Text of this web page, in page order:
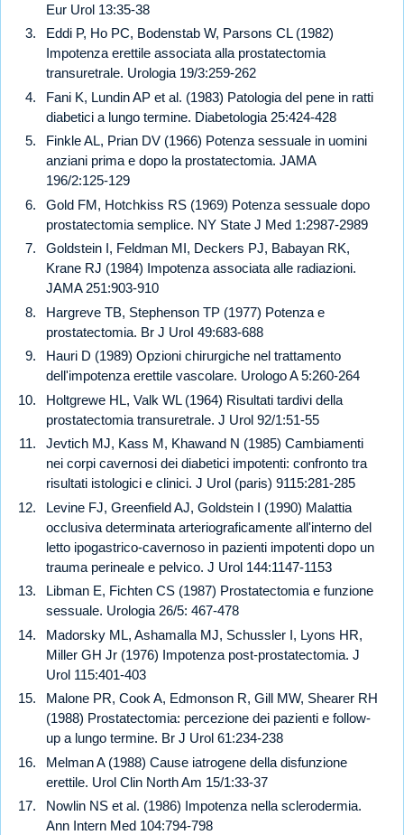
Eur Urol 13:35-38
Eddi P, Ho PC, Bodenstab W, Parsons CL (1982)
Impotenza erettile associata alla prostatectomia
transuretrale. Urologia 19/3:259-262
Fani K, Lundin AP et al. (1983) Patologia del pene in ratti
diabetici a lungo termine. Diabetologia 25:424-428
Finkle AL, Prian DV (1966) Potenza sessuale in uomini
anziani prima e dopo la prostatectomia. JAMA
196/2:125-129
Gold FM, Hotchkiss RS (1969) Potenza sessuale dopo
prostatectomia semplice. NY State J Med 1:2987-2989
Goldstein I, Feldman MI, Deckers PJ, Babayan RK,
Krane RJ (1984) Impotenza associata alle radiazioni.
JAMA 251:903-910
Hargreve TB, Stephenson TP (1977) Potenza e
prostatectomia. Br J UroI 49:683-688
Hauri D (1989) Opzioni chirurgiche nel trattamento
dell'impotenza erettile vascolare. Urologo A 5:260-264
Holtgrewe HL, Valk WL (1964) Risultati tardivi della
prostatectomia transuretrale. J Urol 92/1:51-55
Jevtich MJ, Kass M, Khawand N (1985) Cambiamenti
nei corpi cavernosi dei diabetici impotenti: confronto tra
risultati istologici e clinici. J Urol (paris) 9115:281-285
Levine FJ, Greenfield AJ, Goldstein I (1990) Malattia
occlusiva determinata arteriograficamente all'interno del
letto ipogastrico-cavernoso in pazienti impotenti dopo un
trauma perineale e pelvico. J Urol 144:1147-1153
Libman E, Fichten CS (1987) Prostatectomia e funzione
sessuale. Urologia 26/5: 467-478
Madorsky ML, Ashamalla MJ, Schussler I, Lyons HR,
Miller GH Jr (1976) Impotenza post-prostatectomia. J
Urol 115:401-403
Malone PR, Cook A, Edmonson R, Gill MW, Shearer RH
(1988) Prostatectomia: percezione dei pazienti e follow-
up a lungo termine. Br J Urol 61:234-238
Melman A (1988) Cause iatrogene della disfunzione
erettile. Urol Clin North Am 15/1:33-37
Nowlin NS et al. (1986) Impotenza nella sclerodermia.
Ann Intern Med 104:794-798